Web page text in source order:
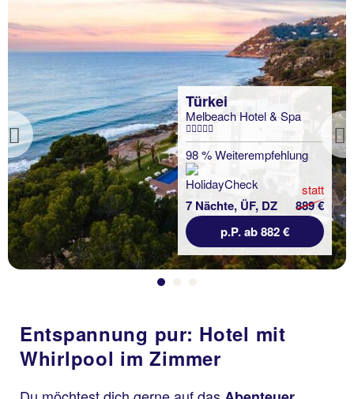
Previous
Türkei
Melbeach Hotel & Spa
98 % Weiterempfehlung
7 Nächte, ÜF, DZ
statt
889 €
p.P. ab 882 €
Entspannung pur: Hotel mit
Whirlpool im Zimmer